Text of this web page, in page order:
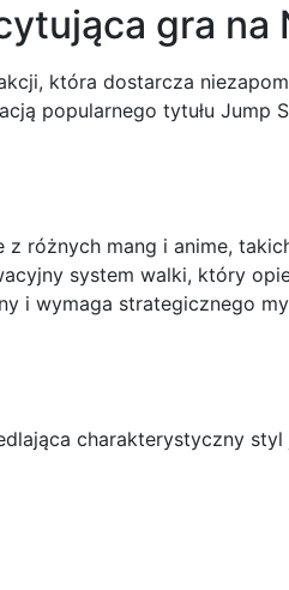
gra na
która dostarcza
popularnego tytułu Jump
różnych mang i anime,
system walki, który
i wymaga strategicznego
charakterystyczny